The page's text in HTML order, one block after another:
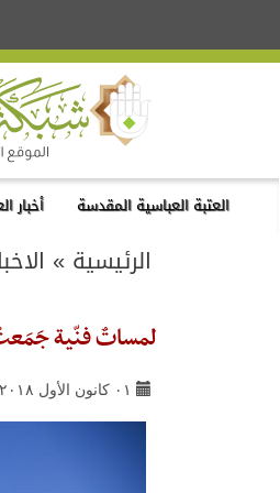
العتبة العباسية المقدسة أخبار
الرئيسية »
لمساتٌ فنّية جَمَعتْ
٠١ كانون الأول ٢٠١٨ ٢٠:٣٠